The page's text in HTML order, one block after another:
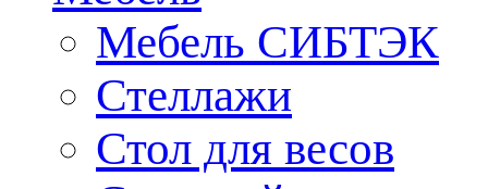
Мебель СИБТЭК
Стеллажи
Стол для весов